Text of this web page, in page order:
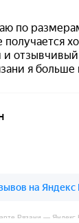
Рязани — Яндекс